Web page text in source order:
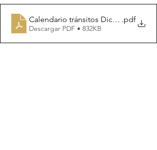
Calendario tránsitos Diciembre 2022
.pdf
Descargar PDF • 832KB